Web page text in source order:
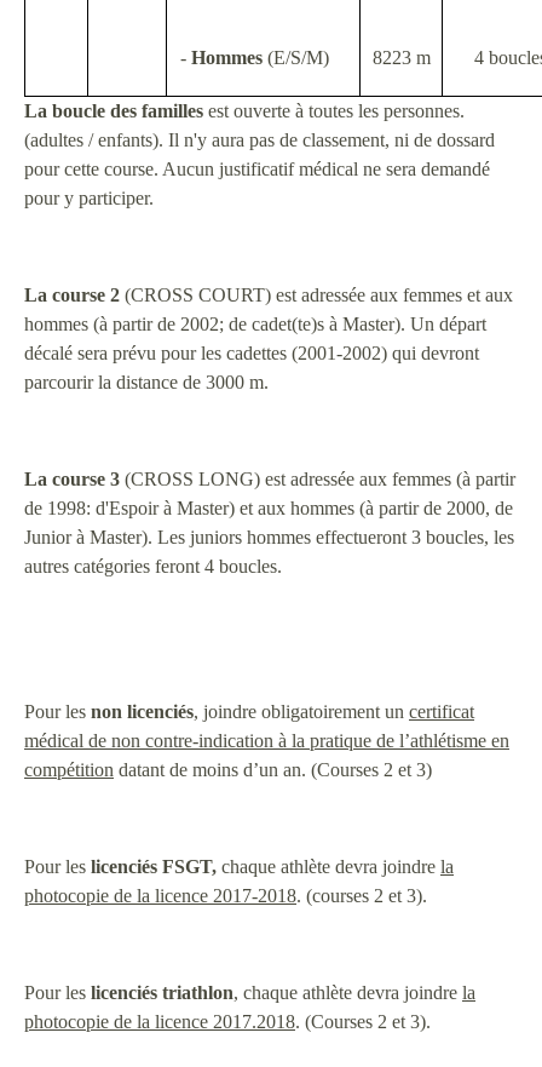
- Hommes (E/S/M) 8223 m 4
La boucle des familles est ouverte à toutes les personnes.
(adultes / enfants). Il n'y aura pas de classement, ni de dossard
pour cette course. Aucun justificatif médical ne sera demandé
pour y participer.
La course 2 (CROSS COURT) est adressée aux femmes et aux
hommes (à partir de 2002; de cadet(te)s à Master). Un départ
décalé sera prévu pour les cadettes (2001-2002) qui devront
parcourir la distance de 3000 m.
La course 3 (CROSS LONG) est adressée aux femmes (à partir
de 1998: d'Espoir à Master) et aux hommes (à partir de 2000, de
Junior à Master). Les juniors hommes effectueront 3 boucles, les
autres catégories feront 4 boucles.
Pour les non licenciés, joindre obligatoirement un certificat
médical de non contre-indication à la pratique de l’athlétisme en
compétition datant de moins d’un an. (Courses 2 et 3)
Pour les licenciés FSGT, chaque athlète devra joindre la
photocopie de la licence 2017-2018. (courses 2 et 3).
Pour les licenciés triathlon, chaque athlète devra joindre la
photocopie de la licence 2017.2018. (Courses 2 et 3).